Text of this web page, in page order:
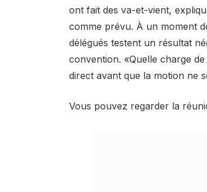
ont fait des va-et-vient,
comme prévu. À un moment
délégués testent un résultat
convention. «Quelle charge
direct avant que la motion ne
Vous pouvez regarder la